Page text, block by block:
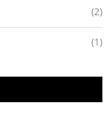
(2)
(1)